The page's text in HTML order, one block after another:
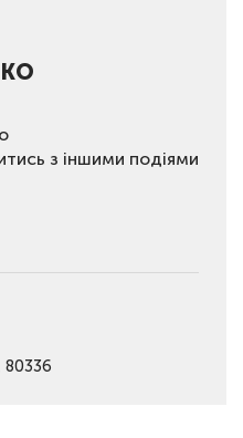
з іншими подіями
80336